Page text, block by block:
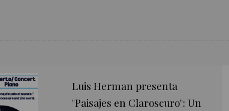
Luis Herman presenta
"Paisajes en Claroscuro": Un